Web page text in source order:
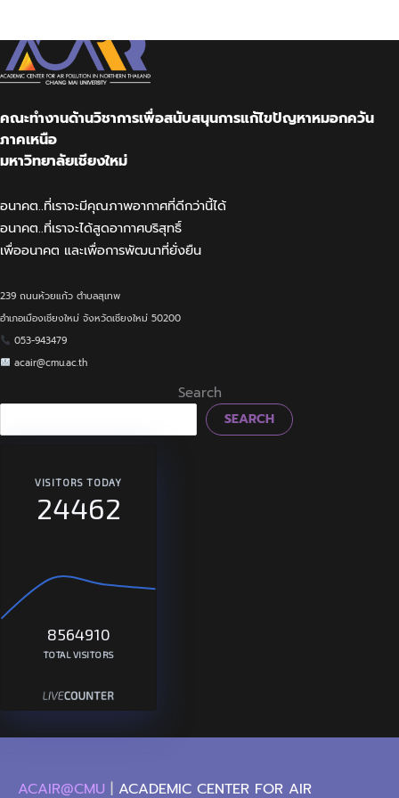
content
คณะทำงานด้านวิชาการเพื่อสนับสนุนการแก้ไขปัญหาหมอกควัน
ภาคเหนือ
มหาวิทยาลัยเชียงใหม่
อนาคต..ที่เราจะมีคุณภาพอากาศที่ดีกว่านี้ได้
อนาคต..ที่เราจะได้สูดอากาศบริสุทธิ์
เพื่ออนาคต และเพื่อการพัฒนาที่ยั่งยืน
239 ถนนห้วยแก้ว ตำบลสุเทพ
อำเภอเมืองเชียงใหม่ จังหวัดเชียงใหม่ 50200
053-943479
acair@cmu.ac.th
Search
SEARCH
VISITORS TODAY
24462
8564910
TOTAL VISITORS
ACAIR@CMU | ACADEMIC CENTER FOR AIR